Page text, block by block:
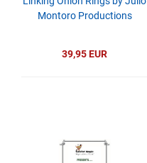
Montoro Productions
39,95 EUR